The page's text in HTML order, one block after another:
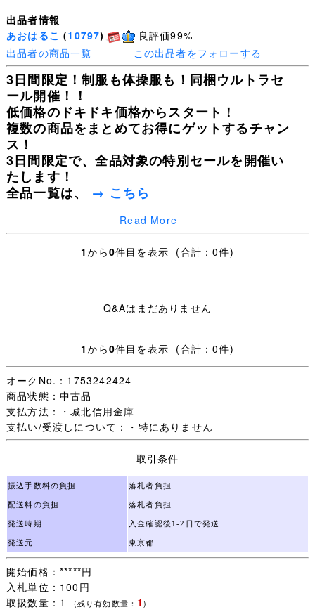
出品者情報
あおはるこ (10797)
良評価99%
出品者の商品一覧
この出品者をフォローする
3日間限定！制服も体操服も！同梱ウルトラセ
ール開催！！
低価格のドキドキ価格からスタート！
複数の商品をまとめてお得にゲットするチャン
ス！
3日間限定で、全品対象の特別セールを開催い
たします！
全品一覧は、
→ こちら
皆様の入札を心よりお待ちしております！
実寸サイズ/ 着丈約cm、身幅約48cm、肩幅約41cm、袖
丈約21cm
状態/ 特に問題なく着用可能です。
■配送方法■
①と②からお選びいただけます。
①クリックポスト（1品）
全国一律１８５円
※同梱について、クリックポストの商品 + 佐川急便の商
品の同梱は、佐川急便に同梱して発送するため、送料は佐
Read More
1から0件目を表示 (合計：0件)
Q&Aはまだありません
1から0件目を表示 (合計：0件)
オークNo.：1753242424
商品状態：中古品
支払方法：・城北信用金庫
支払い/受渡しについて：・特にありません
取引条件
振込手数料の負担 落札者負担
配送料の負担 落札者負担
発送時期 入金確認後1-2日で発送
発送元 東京都
開始価格：*****円
入札単位：100円
取扱数量：1
(残り有効数量： 1)